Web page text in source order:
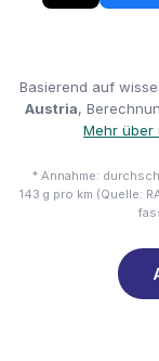
Basierend auf
Austria,
Mehr über
* Annahme:
143 g pro km (Quelle: